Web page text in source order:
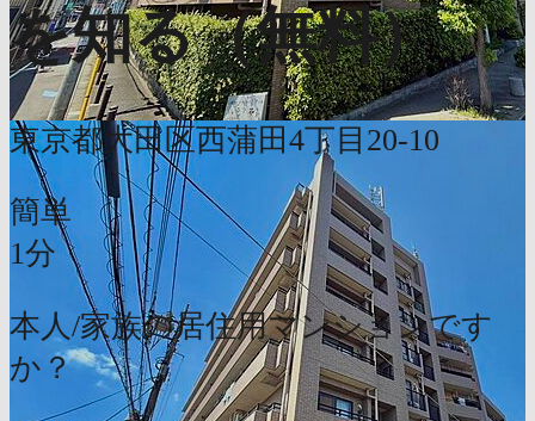
を知る（無料）
東京都大田区西蒲田4丁目20-10
簡単
1分
本人/家族の居住用マンションです
か？